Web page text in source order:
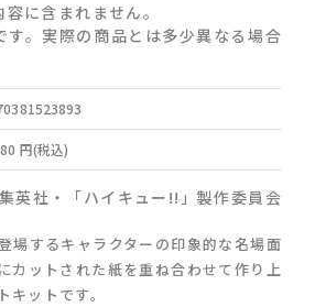
に含まれません。
。実際の商品とは多少異なる場合
円(税込)
英社・「ハイキュー!!」製作委員会
場するキャラクターの印象的な名場面
カットされた紙を重ね合わせて作り上
ットです。